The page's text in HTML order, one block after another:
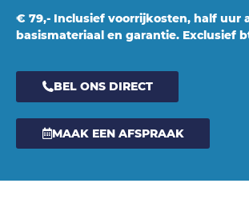
€ 79,- Inclusief voorrijkosten, half uur
basismateriaal en garantie. Exclusief
BEL ONS DIRECT
MAAK EEN AFSPRAAK